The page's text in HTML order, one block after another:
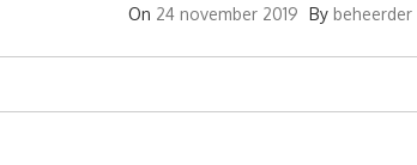
On 24 november 2019 By beheerder